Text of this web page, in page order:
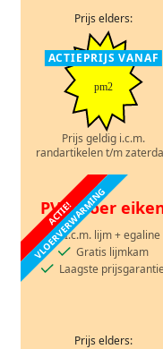
Prijs elders:
ACTIEPRIJS VANAF
pm2
Prijs geldig i.c.m.
randartikelen t/m
ACTIE!
VLOERVERWARMING
PVC-vloer
I.c.m. lijm + egaline
Gratis lijmkam
Laagste
Prijs elders: